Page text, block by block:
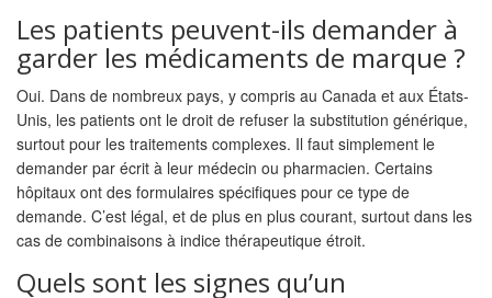
Les patients peuvent-ils demander à
garder les médicaments de marque ?
Oui. Dans de nombreux pays, y compris au Canada et aux États-
Unis, les patients ont le droit de refuser la substitution générique,
surtout pour les traitements complexes. Il faut simplement le
demander par écrit à leur médecin ou pharmacien. Certains
hôpitaux ont des formulaires spécifiques pour ce type de
demande. C’est légal, et de plus en plus courant, surtout dans les
cas de combinaisons à indice thérapeutique étroit.
Quels sont les signes qu’un